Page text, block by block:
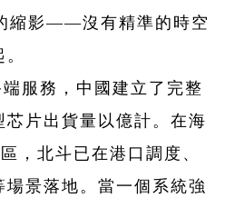
縮影——沒有精準的時空
服務，中國建立了完整
片出貨量以億計。在海
，北斗已在港口調度、
景落地。當一個系統強